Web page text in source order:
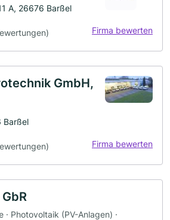
A, 26676 Barßel
Firma bewerten
GmbH,
Barßel
Firma bewerten
· Photovoltaik (PV-Anlagen) ·